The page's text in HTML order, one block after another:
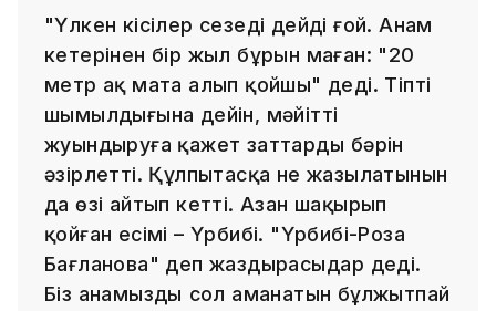
"Үлкен кісілер сезеді дейді ғой. Анам
кетерінен бір жыл бұрын маған: "20
метр ақ мата алып қойшы" деді. Тіпті
шымылдығына дейін, мәйітті
жуындыруға қажет заттардың бәрін
әзірлетті. Құлпытасқа не жазылатынын
да өзі айтып кетті. Азан шақырып
қойған есімі – Үрбибі. "Үрбибі-Роза
Бағланова" деп жаздырасыңдар деді.
Біз анамыздың сол аманатын бұлжытпай